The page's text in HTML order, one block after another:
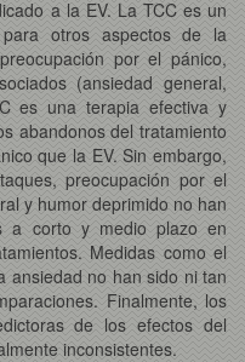
a la EV. La TCC es un
para otros aspectos de la
por el pánico,
(ansiedad general,
es una terapia efectiva y
abandonos del tratamiento
que la EV. Sin embargo,
preocupación por el
y humor deprimido no han
a corto y medio plazo en
Medidas como el
ansiedad no han sido ni tan
Finalmente, los
de los efectos del
inconsistentes.